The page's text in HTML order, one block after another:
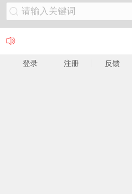
请输入关键词
登录 注册 反馈